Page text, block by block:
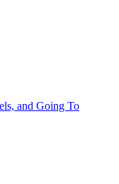
and Going To